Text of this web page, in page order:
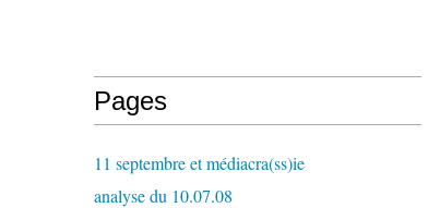
Pages
11 septembre et médiacra(ss)ie
analyse du 10.07.08